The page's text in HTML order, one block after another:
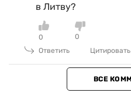
в Литву?
0
0
Ответить
Цитировать
ВСЕ